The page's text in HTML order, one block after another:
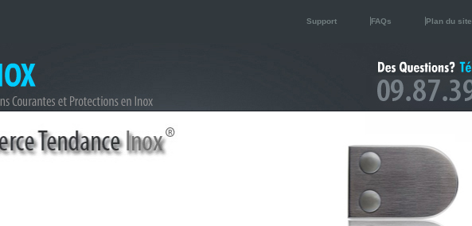
Support FAQs Plan du site